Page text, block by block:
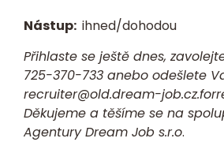
Nástup: ihned/dohodou
Přihlaste se ještě dnes,
725-370-733 anebo odešlete
recruiter@old.dream-
Děkujeme a těšíme se na
Agentury Dream Job s.r.o.